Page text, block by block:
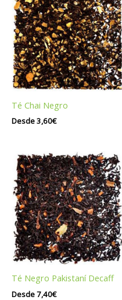
Té Chai Negro
Desde3,60€
Té Negro Pakistaní Decaff
Desde7,40€